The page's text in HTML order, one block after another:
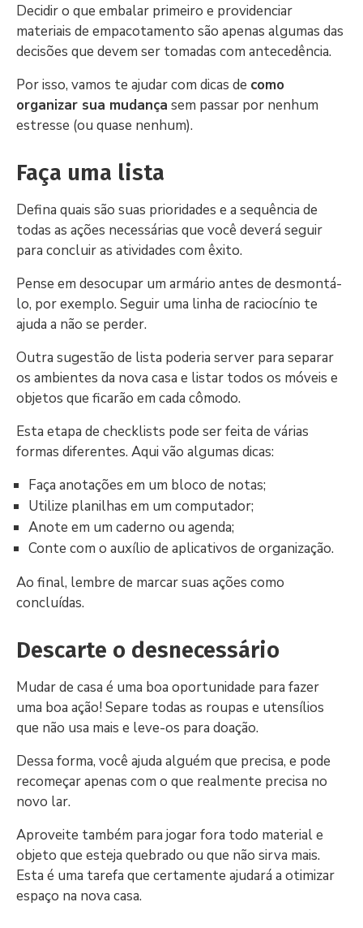
Decidir o que embalar primeiro e providenciar
materiais de empacotamento são apenas algumas das
decisões que devem ser tomadas com antecedência.
Por isso, vamos te ajudar com dicas de como
organizar sua mudança sem passar por nenhum
estresse (ou quase nenhum).
Faça uma lista
Defina quais são suas prioridades e a sequência de
todas as ações necessárias que você deverá seguir
para concluir as atividades com êxito.
Pense em desocupar um armário antes de desmontá-
lo, por exemplo. Seguir uma linha de raciocínio te
ajuda a não se perder.
Outra sugestão de lista poderia server para separar
os ambientes da nova casa e listar todos os móveis e
objetos que ficarão em cada cômodo.
Esta etapa de checklists pode ser feita de várias
formas diferentes. Aqui vão algumas dicas:
Faça anotações em um bloco de notas;
Utilize planilhas em um computador;
Anote em um caderno ou agenda;
Conte com o auxílio de aplicativos de organização.
Ao final, lembre de marcar suas ações como
concluídas.
Descarte o desnecessário
Mudar de casa é uma boa oportunidade para fazer
uma boa ação! Separe todas as roupas e utensílios
que não usa mais e leve-os para doação.
Dessa forma, você ajuda alguém que precisa, e pode
recomeçar apenas com o que realmente precisa no
novo lar.
Aproveite também para jogar fora todo material e
objeto que esteja quebrado ou que não sirva mais.
Esta é uma tarefa que certamente ajudará a otimizar
espaço na nova casa.